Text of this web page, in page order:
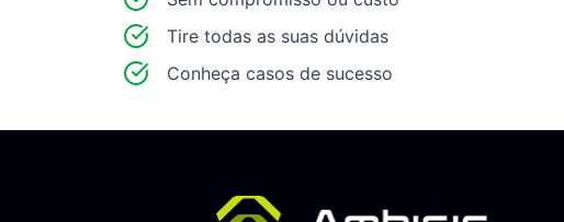
Tire todas as suas dúvidas
Conheça casos de sucesso